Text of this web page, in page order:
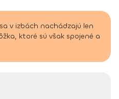
v izbách nachádzajú len
ktoré sú však spojené a